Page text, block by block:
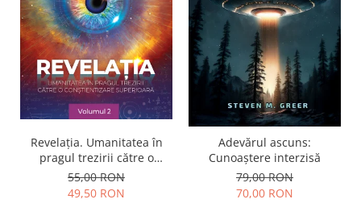
Revelația. Umanitatea în
pragul trezirii către o
conştientizare superioară,
volumul 2
55,00 RON
49,50 RON
Adevărul ascuns:
Cunoaștere interzisă
79,00 RON
70,00 RON